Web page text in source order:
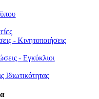
- Κινητοποιήσεις
- Εγκύκλιοι
Ιδιωτικότητας